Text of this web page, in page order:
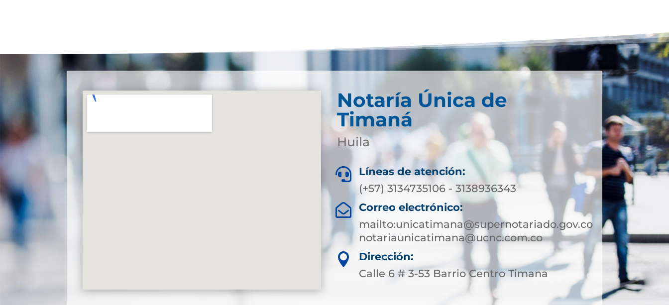
Notaría Única de
Timaná
Huila

Líneas de atención:
(+57) 3134735106 - 3138936343

Correo electrónico:
mailto:unicatimana@supernotariado.gov.co
notariaunicatimana@ucnc.com.co

Dirección:
Calle 6 # 3-53 Barrio Centro Timana